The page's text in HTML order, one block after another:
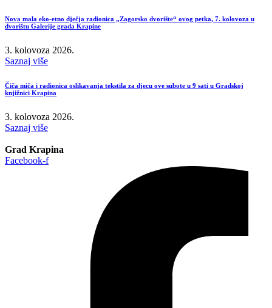
Nova mala eko-etno dječja radionica „Zagorsko dvorište“ ovog petka, 7. kolovoza u
dvorištu Galerije grada Krapine
3. kolovoza 2026.
Saznaj više
Čiča miča i radionica oslikavanja tekstila za djecu ove subote u 9 sati u Gradskoj
knjižnici Krapina
3. kolovoza 2026.
Saznaj više
Grad Krapina
Facebook-f